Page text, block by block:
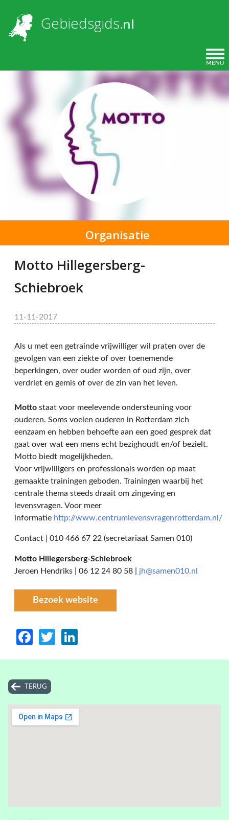
Organisatie
Gebiedsgids.nl
TERUG
Motto Hillegersberg-
Schiebroek
11-11-2017
Als u met een getrainde vrijwilliger wil praten over de
gevolgen van een ziekte of over toenemende
beperkingen, over ouder worden of oud zijn, over
verdriet en gemis of over de zin van het leven.
Motto staat voor meelevende ondersteuning voor
ouderen. Soms voelen ouderen in Rotterdam zich
eenzaam en hebben behoefte aan een goed gesprek dat
gaat over wat een mens echt bezighoudt en/of bezielt.
Motto biedt mogelijkheden.
Voor vrijwilligers en professionals worden op maat
gemaakte trainingen geboden. Trainingen waarbij het
centrale thema steeds draait om zingeving en
levensvragen. Voor meer
informatie http://www.centrumlevensvragenrotterdam.nl/
Contact | 010 466 67 22 (secretariaat Samen 010)
Motto Hillegersberg-Schiebroek
Jeroen Hendriks | 06 12 24 80 58 | jh@samen010.nl
Bezoek website
Facebook
Twitter